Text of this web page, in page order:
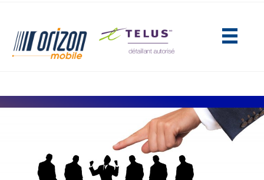
(opens in new tab)